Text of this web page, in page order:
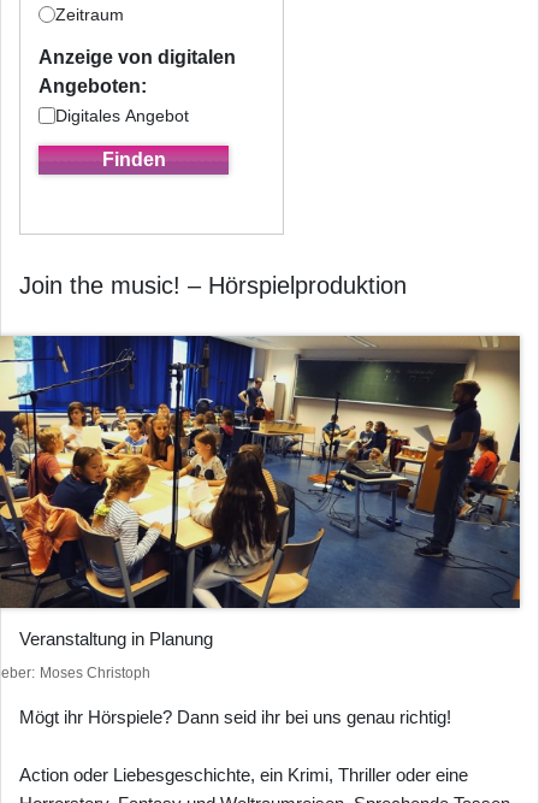
Zeitraum
Anzeige von digitalen
Angeboten:
Digitales Angebot
Join the music! – Hörspielproduktion
Veranstaltung in Planung
Moses Christoph
Mögt ihr Hörspiele? Dann seid ihr bei uns genau richtig!
Action oder Liebesgeschichte, ein Krimi, Thriller oder eine